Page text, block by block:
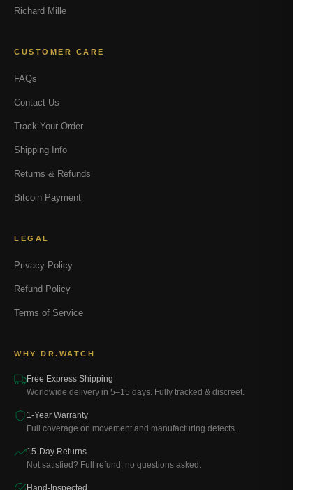
Richard Mille
CUSTOMER CARE
FAQs
Contact Us
Track Your Order
Shipping Info
Returns & Refunds
Bitcoin Payment
LEGAL
Privacy Policy
Refund Policy
Terms of Service
WHY DR.WATCH
Free Express Shipping
Worldwide delivery in 5–15 days. Fully tracked & discreet.
1-Year Warranty
Full coverage on movement and manufacturing defects.
15-Day Returns
Not satisfied? Full refund, no questions asked.
Hand-Inspected